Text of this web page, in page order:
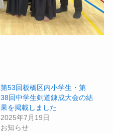
第53回板橋区内小学生・第
38回中学生剣道錬成大会の結
果を掲載しました
2025年7月19日
お知らせ